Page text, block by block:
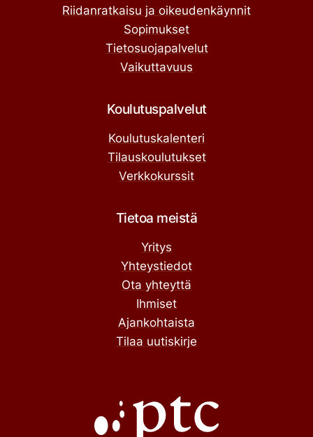
Riidanratkaisu ja oikeudenkäynnit
Sopimukset
Tietosuojapalvelut
Vaikuttavuus
Koulutuspalvelut
Koulutuskalenteri
Tilauskoulutukset
Verkkokurssit
Tietoa meistä
Yritys
Yhteystiedot
Ota yhteyttä
Ihmiset
Ajankohtaista
Tilaa uutiskirje